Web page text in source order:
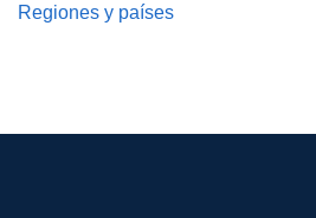
Regiones y países